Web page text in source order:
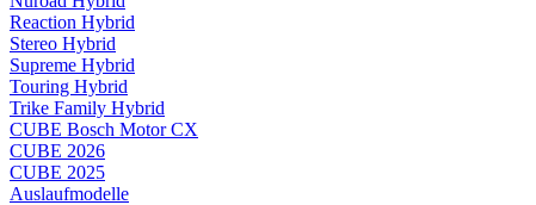
Reaction Hybrid
Stereo Hybrid
Supreme Hybrid
Touring Hybrid
Trike Family Hybrid
CUBE Bosch Motor CX
CUBE 2026
CUBE 2025
Auslaufmodelle